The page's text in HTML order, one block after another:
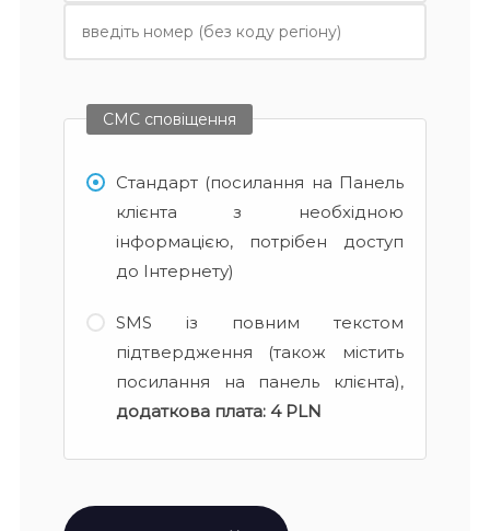
СМС сповіщення
Стандарт (посилання на Панель
клієнта з необхідною
інформацією, потрібен доступ
до Інтернету)
SMS із повним текстом
підтвердження (також містить
посилання на панель клієнта),
додаткова плата: 4 PLN